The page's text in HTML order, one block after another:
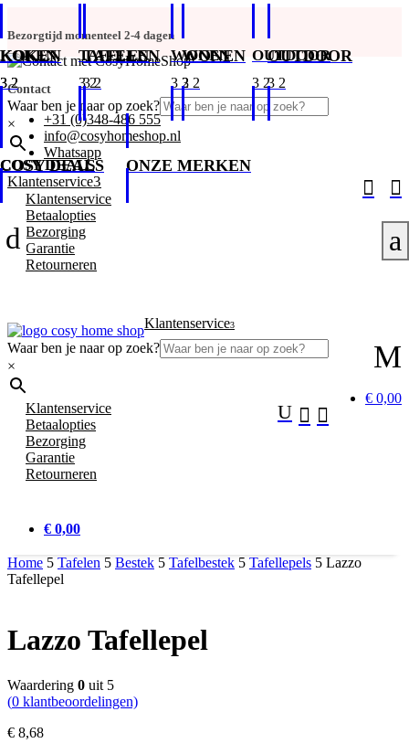
Bezorgtijd momenteel 2-4 dagen
Contact
+31 (0)348-486 555
info@cosyhomeshop.nl
Whatsapp
Waar ben je naar op zoek?
×


Klantenservice3
Klantenservice
Betaalopties
Bezorging
Garantie
Retourneren
KOKEN TAFELEN WONEN OUTDOOR
COSY DEALS
d
Waar ben je naar op zoek?
×
M
€ 0,00


U
Klantenservice3
Klantenservice
Betaalopties
Bezorging
Garantie
Retourneren
KOKEN TAFELEN WONEN OUTDOOR
COSY DEALS ONZE MERKEN
a
€ 0,00
Home 5 Tafelen 5 Bestek 5 Tafelbestek 5 Tafellepels 5 Lazzo
Tafellepel
Lazzo Tafellepel
Waardering 0 uit 5
(0 klantbeoordelingen)
€ 8,68